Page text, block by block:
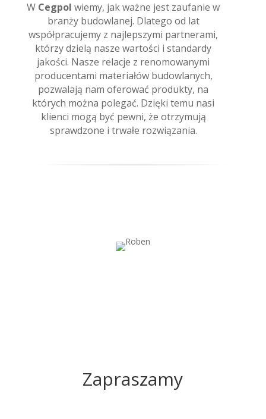
W Cegpol wiemy, jak ważne jest zaufanie w
branży budowlanej. Dlatego od lat
współpracujemy z najlepszymi partnerami,
którzy dzielą nasze wartości i standardy
jakości. Nasze relacje z renomowanymi
producentami materiałów budowlanych,
pozwalają nam oferować produkty, na
których można polegać. Dzięki temu nasi
klienci mogą być pewni, że otrzymują
sprawdzone i trwałe rozwiązania.
Zapraszamy